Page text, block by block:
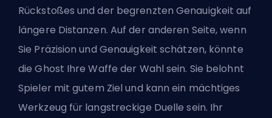
Rückstoßes und der begrenzten Genauigkeit auf
längere Distanzen. Auf der anderen Seite, wenn
Sie Präzision und Genauigkeit schätzen, könnte
die Ghost Ihre Waffe der Wahl sein. Sie belohnt
Spieler mit gutem Ziel und kann ein mächtiges
Werkzeug für langstreckige Duelle sein. Ihr